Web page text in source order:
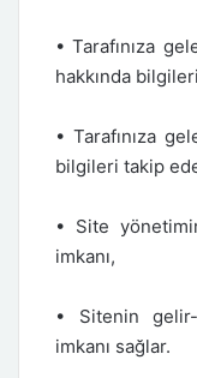
• Tarafınıza
hakkında
• Tarafınıza
bilgileri takip
• Site
imkanı,
• Sitenin
imkanı sağlar.